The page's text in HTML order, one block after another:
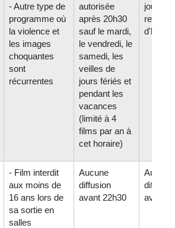
- Autre type de
programme où
la violence et
les images
choquantes
sont
récurrentes
autorisée
après 20h30
sauf le mardi,
le vendredi, le
samedi, les
veilles de
jours fériés et
pendant les
vacances
(limité à 4
films par an à
cet horaire)
jours,
- Film interdit
aux moins de
16 ans lors de
sa sortie en
salles
Aucune
diffusion
avant 22h30
Aucune
avant